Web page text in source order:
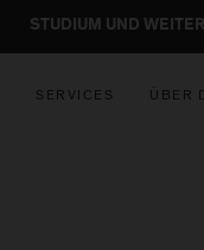
STUDIUM UND
SERVICES ÜBER